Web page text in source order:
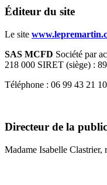
Éditeur du site
Le site
SAS MCFD Société par
218 000 SIRET (siège) :
Téléphone : 06 99 43 21
Directeur de la
Madame Isabelle